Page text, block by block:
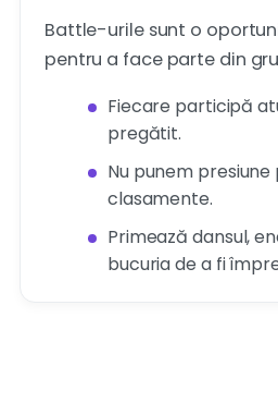
Battle-urile sunt o
pentru a face parte din
Fiecare participă
pregătit.
Nu punem
clasamente.
Primează dansul,
bucuria de a fi